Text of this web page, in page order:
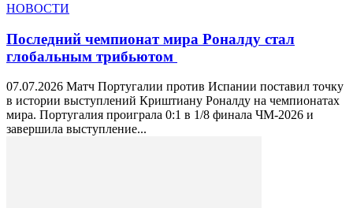
НОВОСТИ
Последний чемпионат мира Роналду стал
глобальным трибьютом
07.07.2026 Матч Португалии против Испании поставил точку
в истории выступлений Криштиану Роналду на чемпионатах
мира. Португалия проиграла 0:1 в 1/8 финала ЧМ-2026 и
завершила выступление...